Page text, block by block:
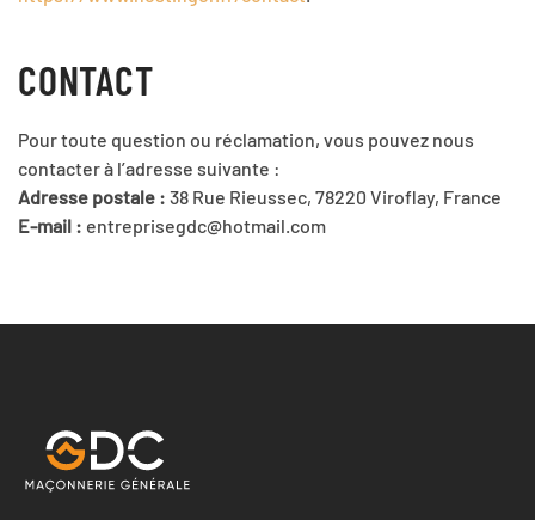
CONTACT
Pour toute question ou réclamation, vous pouvez nous
contacter à l’adresse suivante :
Adresse postale : 38 Rue Rieussec, 78220 Viroflay, France
E-mail : entreprisegdc@hotmail.com